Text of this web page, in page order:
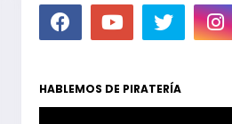
HABLEMOS DE PIRATERÍA